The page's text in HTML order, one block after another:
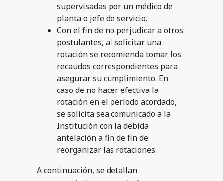
supervisadas por un médico de
planta o jefe de servicio.
Con el fin de no perjudicar a otros
postulantes, al solicitar una
rotación se recomienda tomar los
recaudos correspondientes para
asegurar su cumplimiento. En
caso de no hacer efectiva la
rotación en el período acordado,
se solicita sea comunicado a la
Institución con la debida
antelación a fin de fin de
reorganizar las rotaciones.
A continuación, se detallan